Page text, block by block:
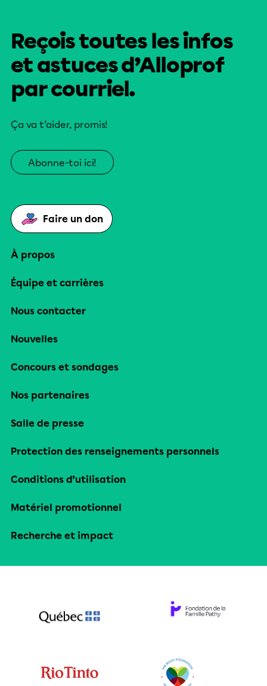
Reçois toutes les infos
et astuces d’Alloprof
par courriel.
Ça va t’aider, promis!
Abonne-toi ici!
Faire un don
À propos
Équipe et carrières
Nous contacter
Nouvelles
Concours et sondages
Nos partenaires
Salle de presse
Protection des renseignements personnels
Conditions d’utilisation
Matériel promotionnel
Recherche et impact